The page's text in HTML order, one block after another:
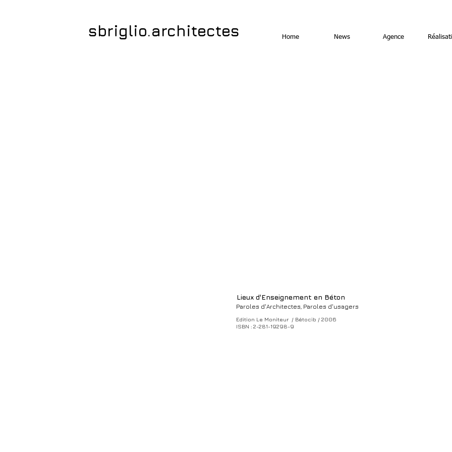
Home News Agence
sbriglio.architectes
Lieux d'Enseignement en Béton
Paroles d'Architectes, Paroles d'usagers
Edition Le Moniteur / Bétocib / 2006
ISBN : 2-281-19298-9